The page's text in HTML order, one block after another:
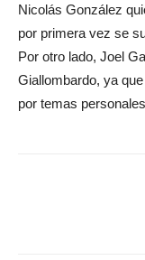
Nicolás González
por primera vez se
Por otro lado, Joel
Giallombardo, ya
por temas